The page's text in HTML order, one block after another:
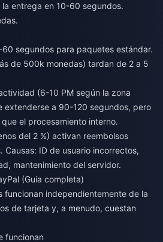
entrega en 10-60 segundos.
segundos para paquetes estándar.
de 500k monedas) tardan de 2 a 5
(6-10 PM según la zona
extenderse a 90-120 segundos, pero
el procesamiento interno.
del 2 %) activan reembolsos
Causas: ID de usuario incorrectos,
mantenimiento del servidor.
(Guía completa)
funcionan independientemente de la
de tarjeta y, a menudo, cuestan
funcionan